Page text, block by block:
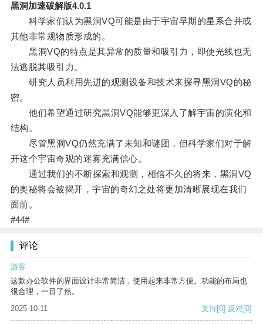
黑洞加速破解版4.0.1
科学家们认为黑洞VQ可能是由于宇宙早期的星系合并或
其他非常规物质形成的。
黑洞VQ的特点是其异常的质量和吸引力，即使光线也无
法逃脱其吸引力。
研究人员利用先进的观测设备和技术来探寻黑洞VQ的秘
密。
他们希望通过研究黑洞VQ能够更深入了解宇宙的演化和
结构。
尽管黑洞VQ仍然充满了未知和谜团，但科学家们对于解
开这个宇宙奇观的迷雾充满信心。
通过我们的不断探索和观测，相信不久的将来，黑洞VQ
的奥秘将会被揭开，宇宙的奇幻之处将更加清晰展现在我们
面前。
#44#
评论
游客
这款办公软件的界面设计非常简洁，使用起来非常方便。功能的布局也
很合理，一目了然。
2025-10-11
支持[0] 反对[0]